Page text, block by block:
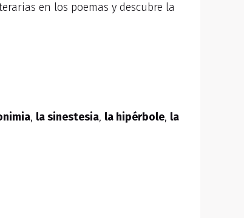
en los poemas y descubre la
, la sinestesia, la hipérbole, la